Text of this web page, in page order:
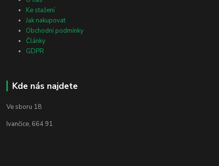
Ke stažení
Jak nakupovat
Obchodní podmínky
Články
GDPR
Kde nás najdete
Ve sboru 18
Ivančice, 664 91